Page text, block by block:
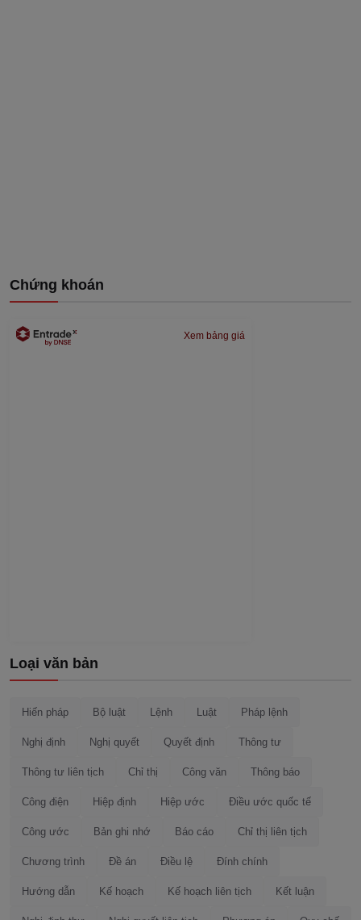
Chứng khoán
Xem bảng giá
Loại văn bản
Hiến pháp Bộ luật Lệnh Luật Pháp lệnh
Nghị định Nghị quyết Quyết định Thông tư
Thông tư liên tịch Chỉ thị Công văn Thông báo
Công điện Hiệp định Hiệp ước Điều ước quốc tế
Công ước Bản ghi nhớ Báo cáo Chỉ thị liên tịch
Chương trình Đề án Điều lệ Đính chính
Hướng dẫn Kế hoạch Kế hoạch liên tịch Kết luận